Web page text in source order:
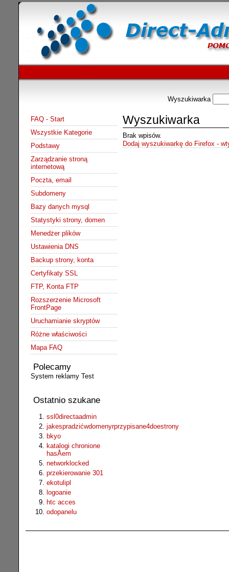
Wyszukiwarka
FAQ - Start
Wszystkie Kategorie
Podstawy
Zarządzanie stroną
internetową
Poczta, email
Subdomeny
Bazy danych mysql
Statystyki strony, domen
Menedżer plików
Ustawienia DNS
Backup strony, konta
Certyfikaty SSL
FTP, Konta FTP
Rozszerzenie Microsoft
FrontPage
Uruchamianie skryptów
Różne właściwości
Mapa FAQ
Polecamy
System reklamy Test
Ostatnio szukane
ssl0directaadmin
jakespradzićwdomenyrprzypisane4doestrony
bkyo
katalogi chronione
hasÅem
networklocked
przekierowanie 301
ekotulipl
logoanie
htc acces
odopanelu
Wyszukiwarka
Brak wpisów.
Dodaj wyszukiwarkę do Firefox -